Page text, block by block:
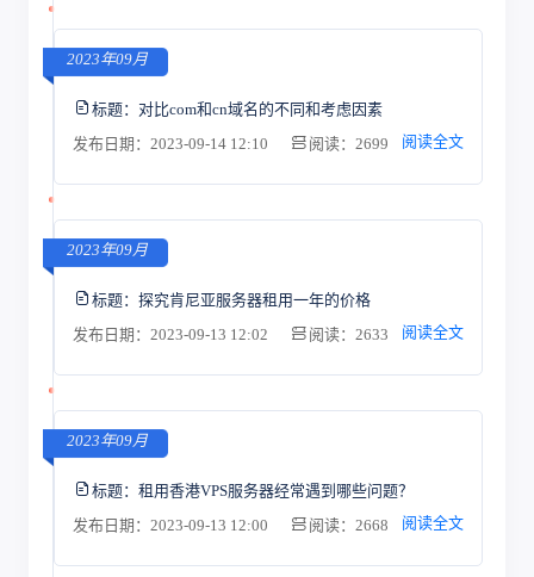
2023年09月
标题： 对比com和cn域名的不同和考虑因素
发布日期：2023-09-14 12:10
阅读：2699 阅读全文
2023年09月
标题： 探究肯尼亚服务器租用一年的价格
发布日期：2023-09-13 12:02
阅读：2633 阅读全文
2023年09月
标题： 租用香港VPS服务器经常遇到哪些问题？
发布日期：2023-09-13 12:00
阅读：2668 阅读全文